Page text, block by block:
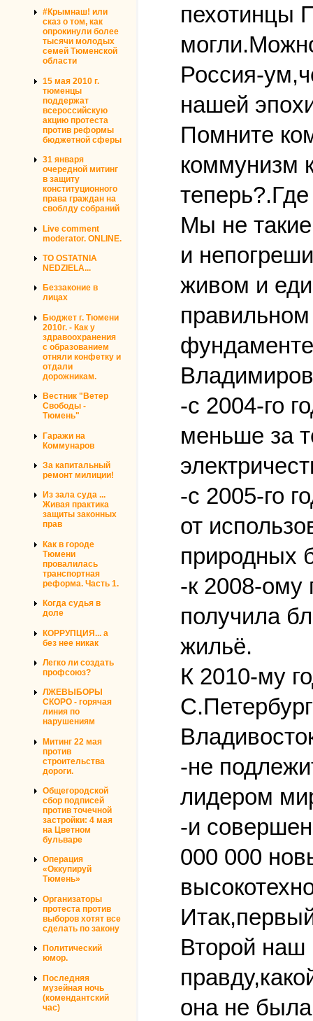
#Крымнаш! или
сказ о том, как
опрокинули более
тысячи молодых
семей Тюменской
области
15 мая 2010 г.
тюменцы
поддержат
всероссийскую
акцию протеста
против реформы
бюджетной сферы
31 января
очередной митинг
в защиту
конституционного
права граждан на
своблду собраний
Live comment
moderator. ONLINE.
TO OSTATNIA
NEDZIELA...
Беззаконие в
лицах
Бюджет г. Тюмени
2010г. - Как у
здравоохранения
с образованием
отняли конфетку и
отдали
дорожникам.
Вестник "Ветер
Свободы -
Тюмень"
Гаражи на
Коммунаров
За капитальный
ремонт милиции!
Из зала суда ...
Живая практика
защиты законных
прав
Как в городе
Тюмени
провалилась
транспортная
реформа. Часть 1.
Когда судья в
доле
КОРРУПЦИЯ... а
без нее никак
Легко ли создать
профсоюз?
ЛЖЕВЫБОРЫ
СКОРО - горячая
линия по
нарушениям
Митинг 22 мая
против
строительства
дороги.
Общегородской
сбор подписей
против точечной
застройки: 4 мая
на Цветном
бульваре
Операция
«Оккупируй
Тюмень»
Организаторы
протеста против
выборов хотят все
сделать по закону
Политический
юмор.
Последняя
музейная ночь
(комендантский
час)
пехотинцы
Россия-
нашей
Помните
коммунизм
Мы не
и
живом и
-с 2004-го
меньше за
-с 2005-го
от
природных
-к 2008-ому
получила
жильё.
К 2010-му
-не
лидером
-и
000 000
Второй наш
она не